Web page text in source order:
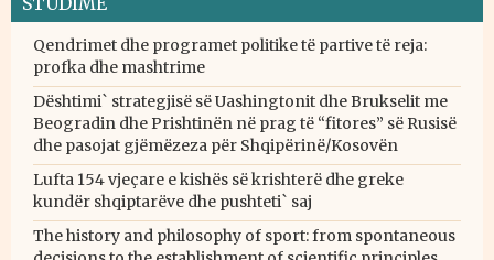
Qendrimet dhe programet politike të partive të reja:
profka dhe mashtrime
Dështimi` strategjisë së Uashingtonit dhe Brukselit me
Beogradin dhe Prishtinën në prag të “fitores” së Rusisë
dhe pasojat gjëmëzeza për Shqipërinë/Kosovën
Lufta 154 vjeçare e kishës së krishterë dhe greke
kundër shqiptarëve dhe pushteti` saj
The history and philosophy of sport: from spontaneous